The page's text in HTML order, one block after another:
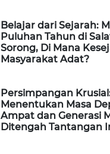
Belajar dari Sejarah:
Puluhan Tahun di
Sorong, Di Mana
Masyarakat Adat?
Persimpangan
Menentukan Masa
Ampat dan Generasi
Ditengah Tantangan